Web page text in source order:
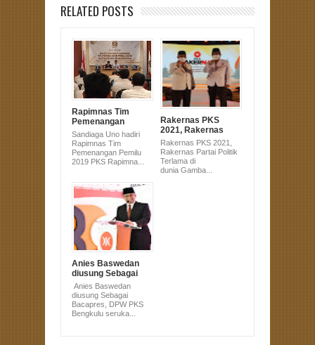
RELATED POSTS
Rapimnas Tim
Pemenangan
Pemilu 2019 PKS
Sandiaga Uno hadiri
Rapimnas Tim
Pemenangan Pemilu
2019 PKS Rapimna...
Rakernas PKS
2021, Rakernas
Partai Politik
Terlama di dunia
Rakernas PKS 2021,
Rakernas Partai Politik
Terlama di
dunia Gamba...
Anies Baswedan
diusung Sebagai
Bacapres, DPW
PKS Bengkulu
serukan All Out.
Anies Baswedan
diusung Sebagai
Bacapres, DPW PKS
Bengkulu seruka...